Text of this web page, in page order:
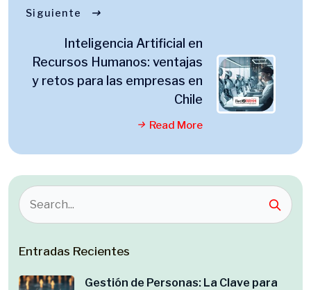
Siguiente
Inteligencia Artificial en
Recursos Humanos: ventajas
y retos para las empresas en
Chile
Read More
Entradas Recientes
Gestión de Personas: La Clave para